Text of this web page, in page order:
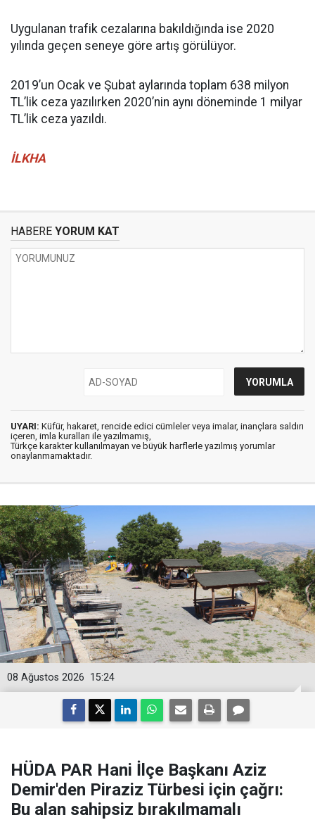
Uygulanan trafik cezalarına bakıldığında ise 2020
yılında geçen seneye göre artış görülüyor.
2019’un Ocak ve Şubat aylarında toplam 638 milyon
TL’lik ceza yazılırken 2020’nin aynı döneminde 1 milyar
TL’lik ceza yazıldı.
İLKHA
HABERE YORUM KAT
UYARI: Küfür, hakaret, rencide edici cümleler veya imalar, inançlara saldırı
içeren, imla kuralları ile yazılmamış,
Türkçe karakter kullanılmayan ve büyük harflerle yazılmış yorumlar
onaylanmamaktadır.
15:24
08 Ağustos 2026
HÜDA PAR Hani İlçe Başkanı Aziz
Demir'den Piraziz Türbesi için çağrı:
Bu alan sahipsiz bırakılmamalı